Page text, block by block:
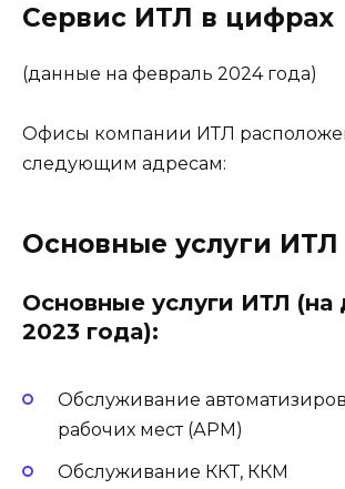
Сервис ИТЛ в цифрах
(данные на февраль 2024 года)
Офисы компании ИТЛ
следующим адресам:
Основные услуги ИТЛ
Основные услуги ИТЛ (на
2023 года):
Обслуживание
рабочих мест (АРМ)
Обслуживание ККТ, ККМ